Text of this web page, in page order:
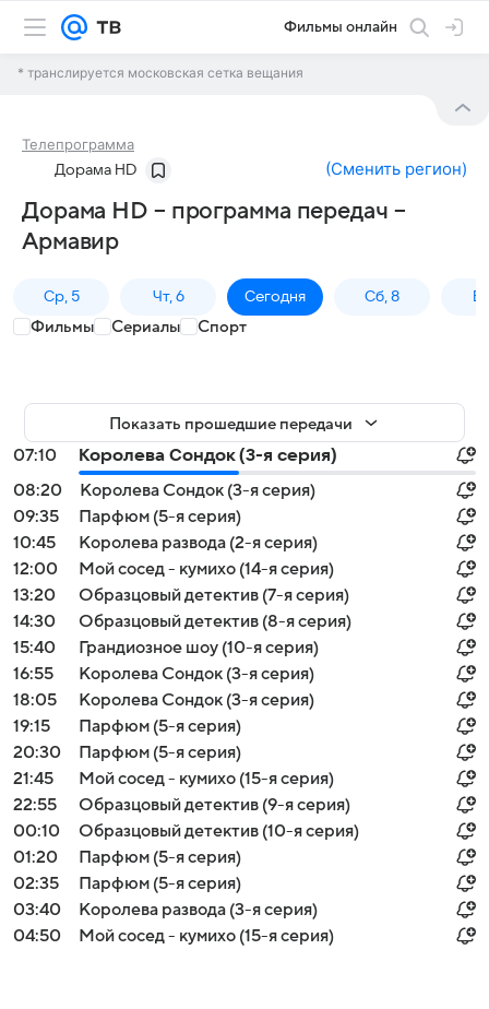
Фильмы онлайн
* транслируется московская сетка вещания
Телепрограмма
Дорама HD (Сменить регион)
Дорама HD – программа передач –
Армавир
Ср, 5 Чт, 6 Сегодня Сб, 8
Фильмы Сериалы Спорт
Показать прошедшие передачи
07:10
Королева Сондок (3-я серия)
08:20
Королева Сондок (3-я серия)
09:35
Парфюм (5-я серия)
10:45
Королева развода (2-я серия)
12:00
Мой сосед - кумихо (14-я серия)
13:20
Образцовый детектив (7-я серия)
14:30
Образцовый детектив (8-я серия)
15:40
Грандиозное шоу (10-я серия)
16:55
Королева Сондок (3-я серия)
18:05
Королева Сондок (3-я серия)
19:15
Парфюм (5-я серия)
20:30
Парфюм (5-я серия)
21:45
Мой сосед - кумихо (15-я серия)
22:55
Образцовый детектив (9-я серия)
00:10
Образцовый детектив (10-я серия)
01:20
Парфюм (5-я серия)
02:35
Парфюм (5-я серия)
03:40
Королева развода (3-я серия)
04:50
Мой сосед - кумихо (15-я серия)